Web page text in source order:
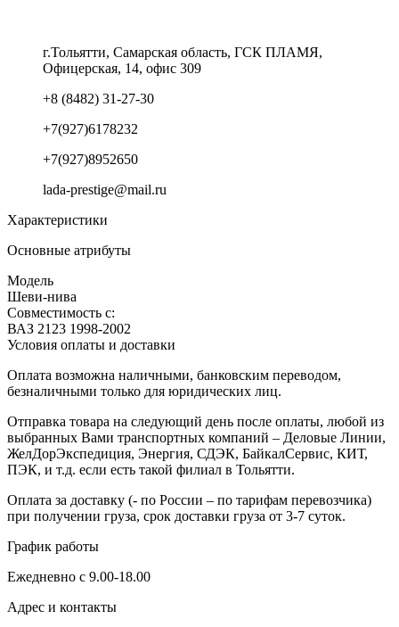
г.Тольятти, Самарская область, ГСК ПЛАМЯ,
Офицерская, 14, офис 309
+8 (8482) 31-27-30
+7(927)6178232
+7(927)8952650
lada-prestige@mail.ru
Характеристики
Основные атрибуты
Модель
Шеви-нива
Совместимость с:
ВАЗ 2123 1998-2002
Условия оплаты и доставки
Оплата возможна наличными, банковским переводом,
безналичными только для юридических лиц.
Отправка товара на следующий день после оплаты, любой из
выбранных Вами транспортных компаний – Деловые Линии,
ЖелДорЭкспедиция, Энергия, СДЭК, БайкалСервис, КИТ,
ПЭК, и т.д. если есть такой филиал в Тольятти.
Оплата за доставку (- по России – по тарифам перевозчика)
при получении груза, срок доставки груза от 3-7 суток.
График работы
Ежедневно с 9.00-18.00
Адрес и контакты